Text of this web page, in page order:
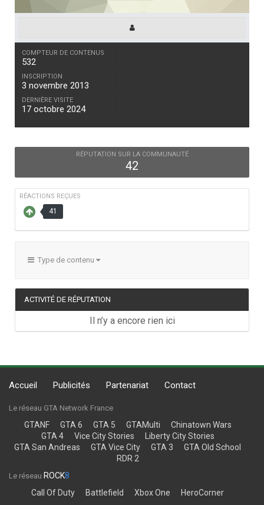
COMPTEUR DE CONTENUS
532
INSCRIPTION
3 novembre 2013
DERNIÈRE VISITE
17 octobre 2024
RÉPUTATION SUR LA COMMUNAUTÉ
42
RÉACTIONS REÇUES
41
Type de contenu
ACTIVITÉ DE RÉPUTATION
Il n’y a encore rien ici
Accueil Publicités Partenariat Contact
Le réseau GTA Network France
GTANF GTA 6 GTA 5 GTAMulti
Chinatown Wars
GTA 4
Vice City Stories
Liberty City Stories
GTA San Andreas
GTA Vice City GTA 3
GTA Old School
RDR 2
Le réseau ROCK8
Call Of Duty
Battlefield Xbox One HeroCorner